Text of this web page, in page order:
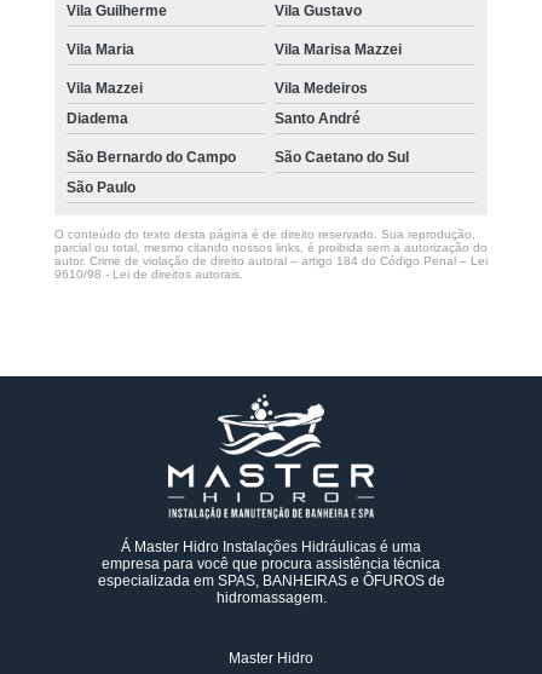
Vila Guilherme Vila Gustavo
Vila Maria Vila Marisa Mazzei
Vila Mazzei
Vila Medeiros
Diadema
Santo André
São Bernardo do Campo
São Caetano do Sul
São Paulo
O conteúdo do texto desta página é de direito reservado. Sua reprodução,
parcial ou total, mesmo citando nossos links, é proibida sem a autorização do
autor. Crime de violação de direito autoral – artigo 184 do Código Penal – Lei
9610/98 - Lei de direitos autorais.
Á Master Hidro Instalações Hidráulicas é uma
empresa para você que procura assistência técnica
especializada em SPAS, BANHEIRAS e ÔFUROS de
hidromassagem.
Master Hidro